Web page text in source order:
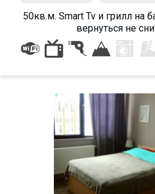
50кв.м. Smart Tv и грилл на
вернуться не